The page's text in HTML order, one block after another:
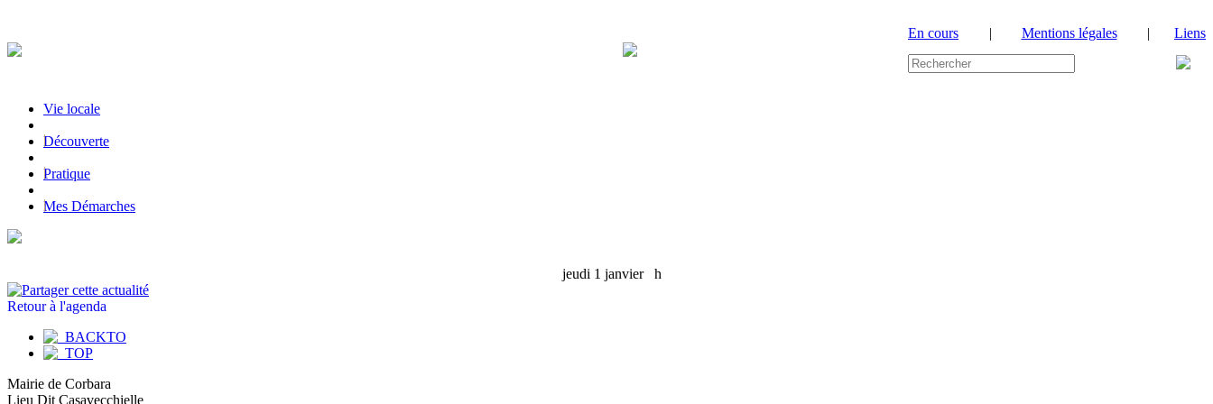
En cours | Mentions légales | Liens
Vie locale
|Découverte
|Pratique
|Mes Démarches
jeudi 1 janvierh
Retour à l'agenda
Mairie de Corbara
Lieu Dit Casavecchielle